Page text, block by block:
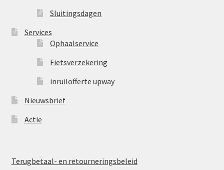
Sluitingsdagen
Services
Ophaalservice
Fietsverzekering
inruilofferte upway
Nieuwsbrief
Actie
Terugbetaal- en retourneringsbeleid